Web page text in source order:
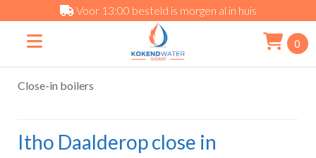
Voor 13:00 besteld is morgen al in huis
0
Close-in boilers
Itho Daalderop close in